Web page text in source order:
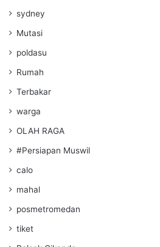
sydney
Mutasi
poldasu
Rumah
Terbakar
warga
OLAH RAGA
#Persiapan Muswil
calo
mahal
posmetromedan
tiket